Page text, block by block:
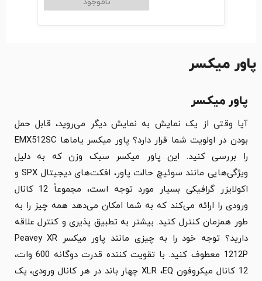
پاور میکسر
پاور میکسر
آیا وقتی از یک نمایش به نمایش دیگر می‌روید، قابل حمل
بودن در اولویت شما قرار دارد؟ پاور میکسر یاماها EMX512SC
را بررسی کنید. این پاور میکسر سبک وزن که به دلیل
ویژگی‌هایی مانند سوئیچ حالت پاور، افکت‌های دیجیتال SPX و
اکولایزر گرافیکی بسیار مورد توجه است، مجموعاً 12 کانال
ورودی را ارائه می‌کند که به شما امکان می‌دهد همه چیز را به
طور همزمان کنترل کنید. بیشتر به تطبیق پذیری و کنترل علاقه
دارید؟ توجه خود را به چیزی مانند پاور میکسر Peavey XR
1212P معطوف کنید. با تقویت کننده قدرت دوگانه 600 وات،
12 کانال میکروفون XLR ،EQ چهار باند در هر کانال ورودی، یک